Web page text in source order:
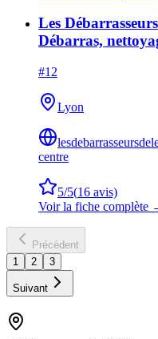
Les
Débarras,
#12
Lyon
centre
5/5(16 avis)
Voir la fiche complète
Précédent
1
2 3
Suivant